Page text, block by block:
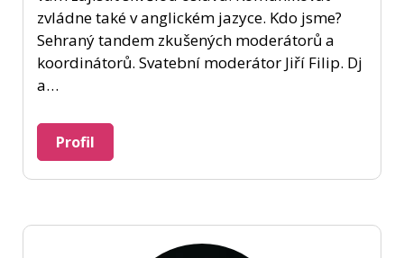
zvládne také v anglickém jazyce. Kdo jsme?
Sehraný tandem zkušených moderátorů a
koordinátorů. Svatební moderátor Jiří Filip. Dj
a…
Profil